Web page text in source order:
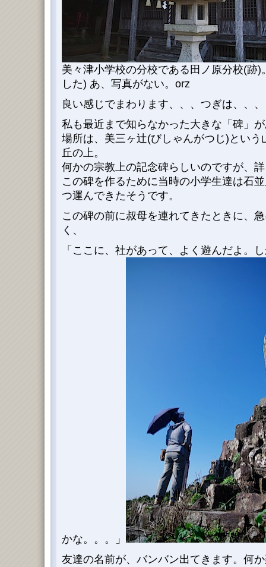
美々津小学校の分校である田ノ原分校(跡
した) あ、写真がない。orz
良い感じでまわります、、、つぎは、、、
私も最近まで知らなかった大きな「碑」
場所は、美三ヶ辻(びしゃんがつじ)とい
丘の上。
何かの宗教上の記念碑らしいのですが、
この碑を作るために当時の小学生達は石
つ運んできたそうです。
この碑の前に叔母を連れてきたときに、
く、
「ここに、社があって、よく遊んだよ。
かな。。。」
友達の名前が、バンバン出てきます。何